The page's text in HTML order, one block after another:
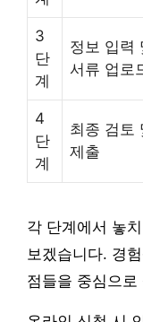
3
단
계
정보 입력
서류 업로
4
단
계
최종 검토
제출
각 단계에서 놓
보겠습니다. 경
점들을 중심으